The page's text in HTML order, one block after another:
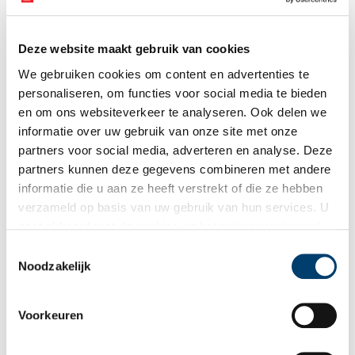
Deze website maakt gebruik van cookies
We gebruiken cookies om content en advertenties te
personaliseren, om functies voor social media te bieden
en om ons websiteverkeer te analyseren. Ook delen we
informatie over uw gebruik van onze site met onze
partners voor social media, adverteren en analyse. Deze
partners kunnen deze gegevens combineren met andere
informatie die u aan ze heeft verstrekt of die ze hebben
verzameld op basis van uw gebruik van hun services. U
Noodzakelijk
Voorkeuren